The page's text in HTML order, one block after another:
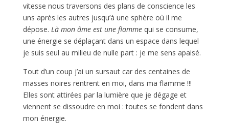
vitesse nous traversons des plans de conscience les
uns après les autres jusqu’à une sphère où il me
dépose. Là mon âme est une flamme qui se consume,
une énergie se déplaçant dans un espace dans lequel
je suis seul au milieu de nulle part : je me sens apaisé.
Tout d’un coup j’ai un sursaut car des centaines de
masses noires rentrent en moi, dans ma flamme !!!
Elles sont attirées par la lumière que je dégage et
viennent se dissoudre en moi : toutes se fondent dans
mon énergie.